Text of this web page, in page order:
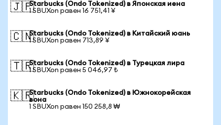
🇯🇵Starbucks (Ondo Tokenized) в Японская иена
1 SBUXon равен 16 751,41 ¥
🇨🇳Starbucks (Ondo Tokenized) в Китайский юань
1 SBUXon равен 713,89 ¥
🇹🇷Starbucks (Ondo Tokenized) в Турецкая лира
1 SBUXon равен 5 046,97 ₺
🇰🇷Starbucks (Ondo Tokenized) в Южнокорейская
вона
1 SBUXon равен 150 258,8 ₩